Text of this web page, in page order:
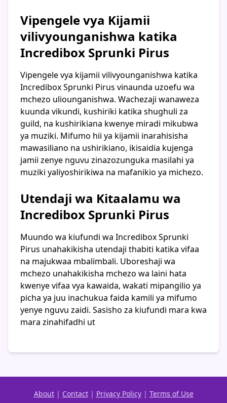
Vipengele vya Kijamii
vilivyounganishwa katika
Incredibox Sprunki Pirus
Vipengele vya kijamii vilivyounganishwa katika
Incredibox Sprunki Pirus vinaunda uzoefu wa
mchezo uliounganishwa. Wachezaji wanaweza
kuunda vikundi, kushiriki katika shughuli za
guild, na kushirikiana kwenye miradi mikubwa
ya muziki. Mifumo hii ya kijamii inarahisisha
mawasiliano na ushirikiano, ikisaidia kujenga
jamii zenye nguvu zinazozunguka masilahi ya
muziki yaliyoshirikiwa na mafanikio ya michezo.
Utendaji wa Kitaalamu wa
Incredibox Sprunki Pirus
Muundo wa kiufundi wa Incredibox Sprunki
Pirus unahakikisha utendaji thabiti katika vifaa
na majukwaa mbalimbali. Uboreshaji wa
mchezo unahakikisha mchezo wa laini hata
kwenye vifaa vya kawaida, wakati mipangilio ya
picha ya juu inachukua faida kamili ya mifumo
yenye nguvu zaidi. Sasisho za kiufundi mara kwa
mara zinahifadhi ut
About| Contact| Privacy Policy| Terms of Use